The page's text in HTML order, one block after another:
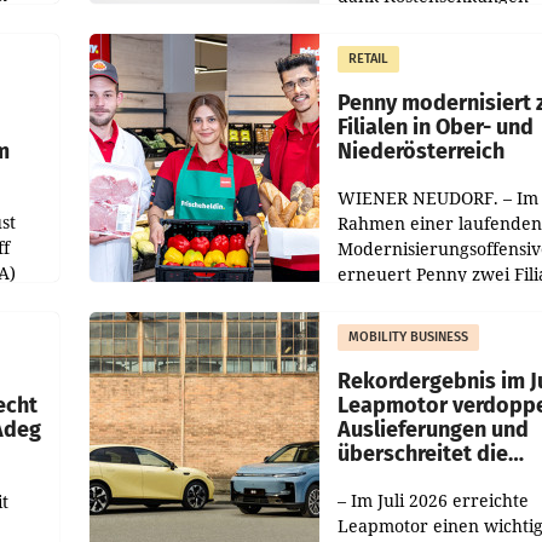
gemacht und die
Markterwartung
übertroffen.
RETAIL
Penny modernisiert
Filialen in Ober- und
Niederösterreich
WIENER NEUDORF. – Im
Rahmen einer laufenden
erneuert Penny zwei
Die beiden Standorte
Haag sowie im rund
MOBILITY BUSINESS
Rekordergebnis im
Leapmotor
Auslieferungen und
überschreitet die
– Im Juli 2026 erreichte
Leapmotor einen